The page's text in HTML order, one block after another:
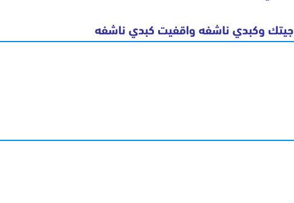
جيتك وكبدي ناشفه واقفيت كبدي ناشفه